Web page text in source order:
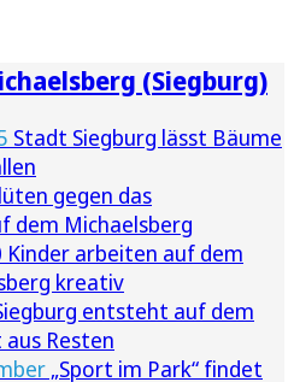
(Siegburg)
Stadt Siegburg lässt Bäume
gegen das
dem Michaelsberg
Kinder arbeiten auf dem
kreativ
entsteht auf dem
Resten
„Sport im Park“ findet